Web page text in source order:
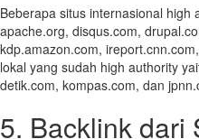
Beberapa situs internasional high
apache.org, disqus.com,
kdp.amazon.com,
lokal yang sudah high authority
detik.com, kompas.com, dan
5. Backlink dari